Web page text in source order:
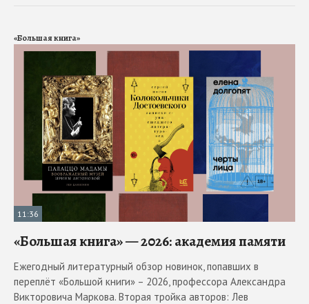
«Большая книга»
11:36
«Большая книга» — 2026: академия памяти
Ежегодный литературный обзор новинок, попавших в
переплёт «Большой книги» – 2026, профессора Александра
Викторовича Маркова. Вторая тройка авторов: Лев